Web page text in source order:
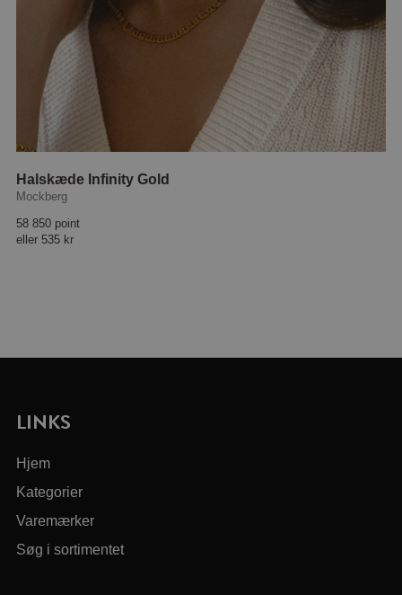
Halskæde Infinity Gold
Mockberg
58 850 point
eller 535 kr
LINKS
Hjem
Kategorier
Varemærker
Søg i sortimentet